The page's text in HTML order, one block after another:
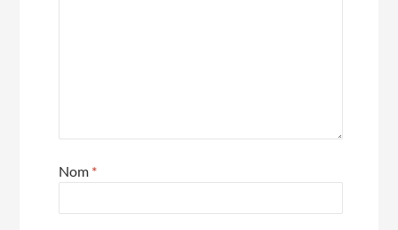
Nom *
Fes un donatiu
Treballa amb nosaltres